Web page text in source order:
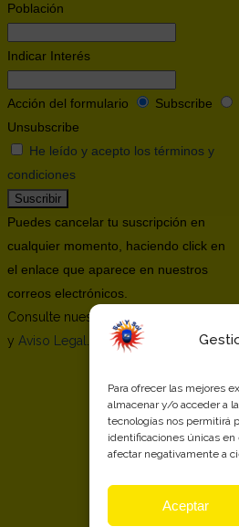
Para ofrecer las mejores
almacenar y/o acceder a
tecnologías nos permitirá
identificaciones únicas
afectar negativamente a
Aceptar
Población
Indicar Interés
Acción del formulario
Subscribe
Unsubscribe
He leído y acepto los términos y
condiciones
Puedes cancelar tu suscripción en
cualquier momento, haciendo click en
el enlace que aparece en nuestros
correos electrónicos.
Consulte nuestra
Política de Privacidad
y Aviso Legal